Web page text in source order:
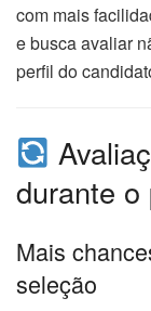
com mais
e busca avaliar
perfil do
durante
Mais
seleção